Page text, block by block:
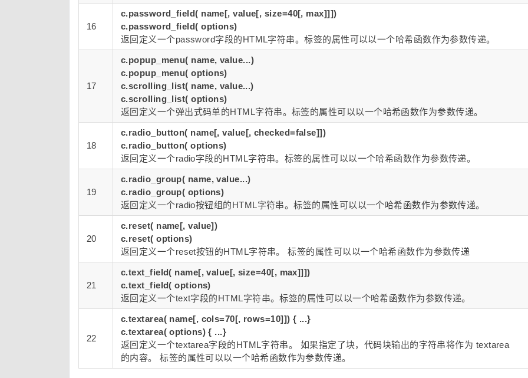
16
c.password_field( name[, value[, size=40[, max]]])
c.password_field( options)
返回定义一个password字段的HTML字符串。标签的属性可以以一个哈希函数作为参数传递。
17
c.popup_menu( name, value...)
c.popup_menu( options)
c.scrolling_list( name, value...)
c.scrolling_list( options)
返回定义一个弹出式码单的HTML字符串。标签的属性可以以一个哈希函数作为参数传递。
18
c.radio_button( name[, value[, checked=false]])
c.radio_button( options)
返回定义一个radio字段的HTML字符串。标签的属性可以以一个哈希函数作为参数传递。
19
c.radio_group( name, value...)
c.radio_group( options)
返回定义一个radio按钮组的HTML字符串。标签的属性可以以一个哈希函数作为参数传递。
20
c.reset( name[, value])
c.reset( options)
返回定义一个reset按钮的HTML字符串。 标签的属性可以以一个哈希函数作为参数传递
21
c.text_field( name[, value[, size=40[, max]]])
c.text_field( options)
返回定义一个text字段的HTML字符串。标签的属性可以以一个哈希函数作为参数传递。
22
c.textarea( name[, cols=70[, rows=10]]) { ...}
c.textarea( options) { ...}
返回定义一个textarea字段的HTML字符串。 如果指定了块，代码块输出的字符串将作为 textarea
的内容。 标签的属性可以以一个哈希函数作为参数传递。